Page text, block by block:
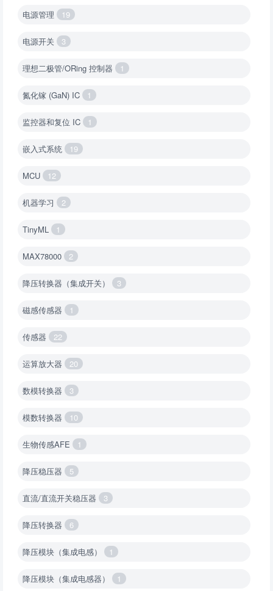
电源管理 19
电源开关 3
理想二极管/ORing 控制器 1
氮化镓 (GaN) IC 1
监控器和复位 IC 1
嵌入式系统 19
MCU 12
机器学习 2
TinyML 1
MAX78000 2
降压转换器（集成开关） 3
磁感传感器 1
传感器 22
运算放大器 20
数模转换器 3
模数转换器 10
生物传感AFE 1
降压稳压器 5
直流/直流开关稳压器 3
降压转换器 6
降压模块（集成电感） 1
降压模块（集成电感器） 1